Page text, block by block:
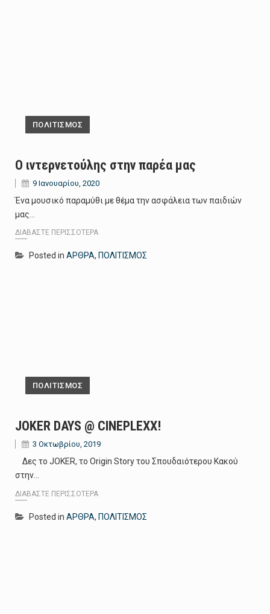
ΠΟΛΙΤΙΣΜΟΣ
Ο ιντερνετούλης στην παρέα μας
9 Ιανουαρίου, 2020
Ένα μουσικό παραμύθι με θέμα την ασφάλεια των παιδιών
μας…
ΔΙΑΒΆΣΤΕ ΠΕΡΙΣΣΌΤΕΡΑ
Posted in ΑΡΘΡΑ, ΠΟΛΙΤΙΣΜΟΣ
ΠΟΛΙΤΙΣΜΟΣ
JOKER DAYS @ CINEPLEXX!
3 Οκτωβρίου, 2019
Δες το JOKER, το Origin Story του Σπουδαιότερου Κακού
στην…
ΔΙΑΒΆΣΤΕ ΠΕΡΙΣΣΌΤΕΡΑ
Posted in ΑΡΘΡΑ, ΠΟΛΙΤΙΣΜΟΣ